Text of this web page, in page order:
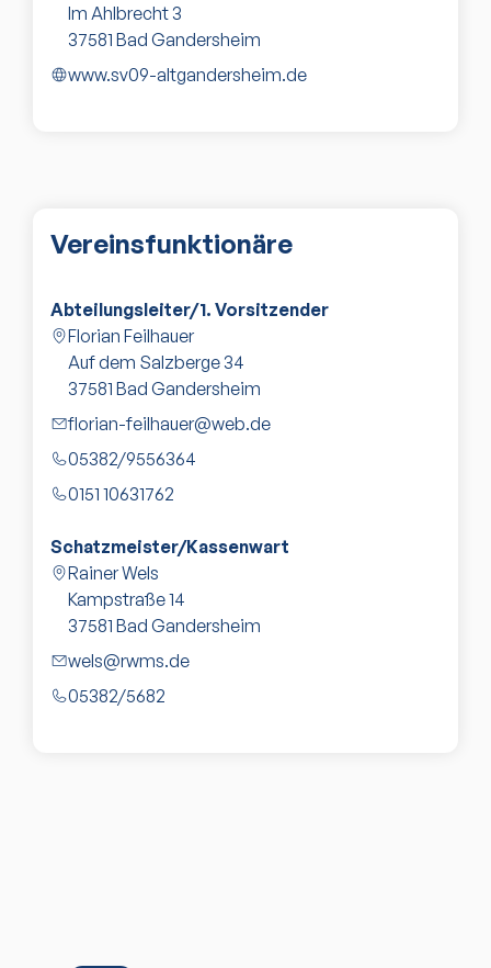
Im Ahlbrecht 3
37581 Bad Gandersheim
www.sv09-altgandersheim.de
Vereinsfunktionäre
Abteilungsleiter/1. Vorsitzender
Florian Feilhauer
Auf dem Salzberge 34
37581 Bad Gandersheim
florian-feilhauer@web.de
05382/9556364
0151 10631762
Schatzmeister/Kassenwart
Rainer Wels
Kampstraße 14
37581 Bad Gandersheim
wels@rwms.de
05382/5682